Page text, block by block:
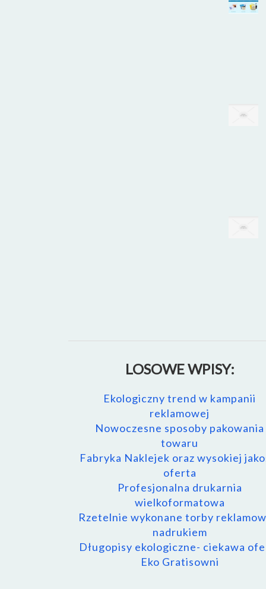
LOSOWE WPISY:
Ekologiczny trend w kampanii
reklamowej
Nowoczesne sposoby pakowania
towaru
Fabryka Naklejek oraz wysokiej
oferta
Profesjonalna drukarnia
wielkoformatowa
Rzetelnie wykonane torby
nadrukiem
Długopisy ekologiczne- ciekawa
Eko Gratisowni